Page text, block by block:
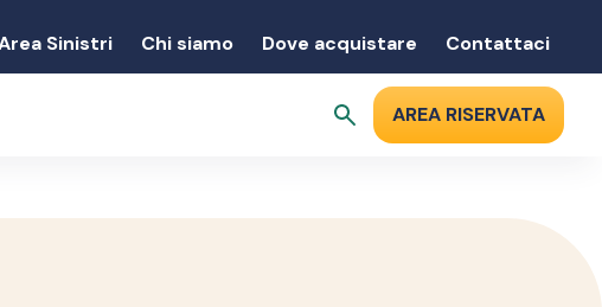
Sinistri Chi siamo Dove acquistare Contattaci
AREA RISERVATA